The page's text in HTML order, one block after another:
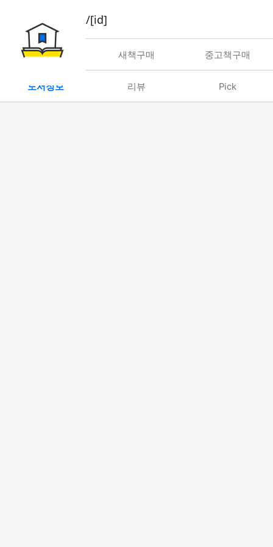
book/rent/[id]
대여 새책구매 중고책구매
도서정보 리뷰 Pick